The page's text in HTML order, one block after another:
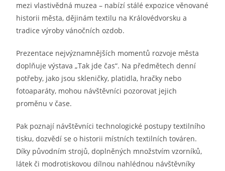
mezi vlastivědná muzea – nabízí stálé expozice věnované
historii města, dějinám textilu na Královédvorsku a
tradice výroby vánočních ozdob.
Prezentace nejvýznamnějších momentů rozvoje města
doplňuje výstava „Tak jde čas“. Na předmětech denní
potřeby, jako jsou skleničky, platidla, hračky nebo
fotoaparáty, mohou návštěvníci pozorovat jejich
proměnu v čase.
Pak poznají návštěvníci technologické postupy textilního
tisku, dozvědí se o historii místních textilních továren.
Díky původním strojů, doplněných množstvím vzorníků,
látek či modrotiskovou dílnou nahlédnou návštěvníky